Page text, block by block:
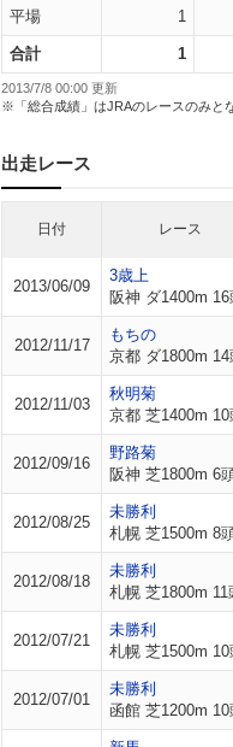
平場 1
合計 1
2013/7/8 00:00 更新
※「総合成績」はJRAのレースのみと
出走レース
日付 レース
2013/06/09
3歳上
阪神 ダ1400m 16
2012/11/17
もちの
京都 ダ1800m 14
2012/11/03
秋明菊
京都 芝1400m 10
2012/09/16
野路菊
阪神 芝1800m 6
2012/08/25
未勝利
札幌 芝1500m 8
2012/08/18
未勝利
札幌 芝1800m 11
2012/07/21
未勝利
札幌 芝1500m 10
2012/07/01
未勝利
函館 芝1200m 10